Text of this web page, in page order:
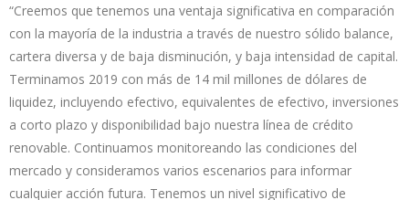
“Creemos que tenemos una ventaja significativa en comparación
con la mayoría de la industria a través de nuestro sólido balance,
cartera diversa y de baja disminución, y baja intensidad de capital.
Terminamos 2019 con más de 14 mil millones de dólares de
liquidez, incluyendo efectivo, equivalentes de efectivo, inversiones
a corto plazo y disponibilidad bajo nuestra línea de crédito
renovable. Continuamos monitoreando las condiciones del
mercado y consideramos varios escenarios para informar
cualquier acción futura. Tenemos un nivel significativo de